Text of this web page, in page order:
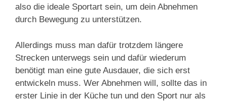
also die ideale Sportart sein, um dein Abnehmen
durch Bewegung zu unterstützen.
Allerdings muss man dafür trotzdem längere
Strecken unterwegs sein und dafür wiederum
benötigt man eine gute Ausdauer, die sich erst
entwickeln muss. Wer Abnehmen will, sollte das in
erster Linie in der Küche tun und den Sport nur als